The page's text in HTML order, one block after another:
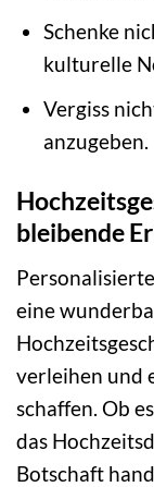
Schenke
kulturelle
Vergiss
anzugeben.
bleibende
eine
verleihen und
schaffen. Ob
das
Botschaft